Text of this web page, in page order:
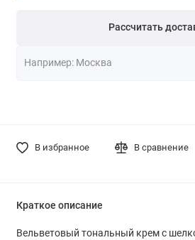
Рассчитать
В избранное В сравнение
Краткое описание
Вельветовый тональный крем с